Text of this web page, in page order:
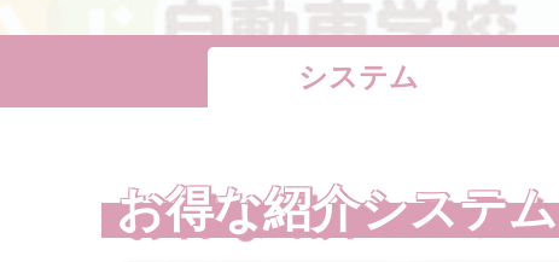
システム
お得な紹介システム